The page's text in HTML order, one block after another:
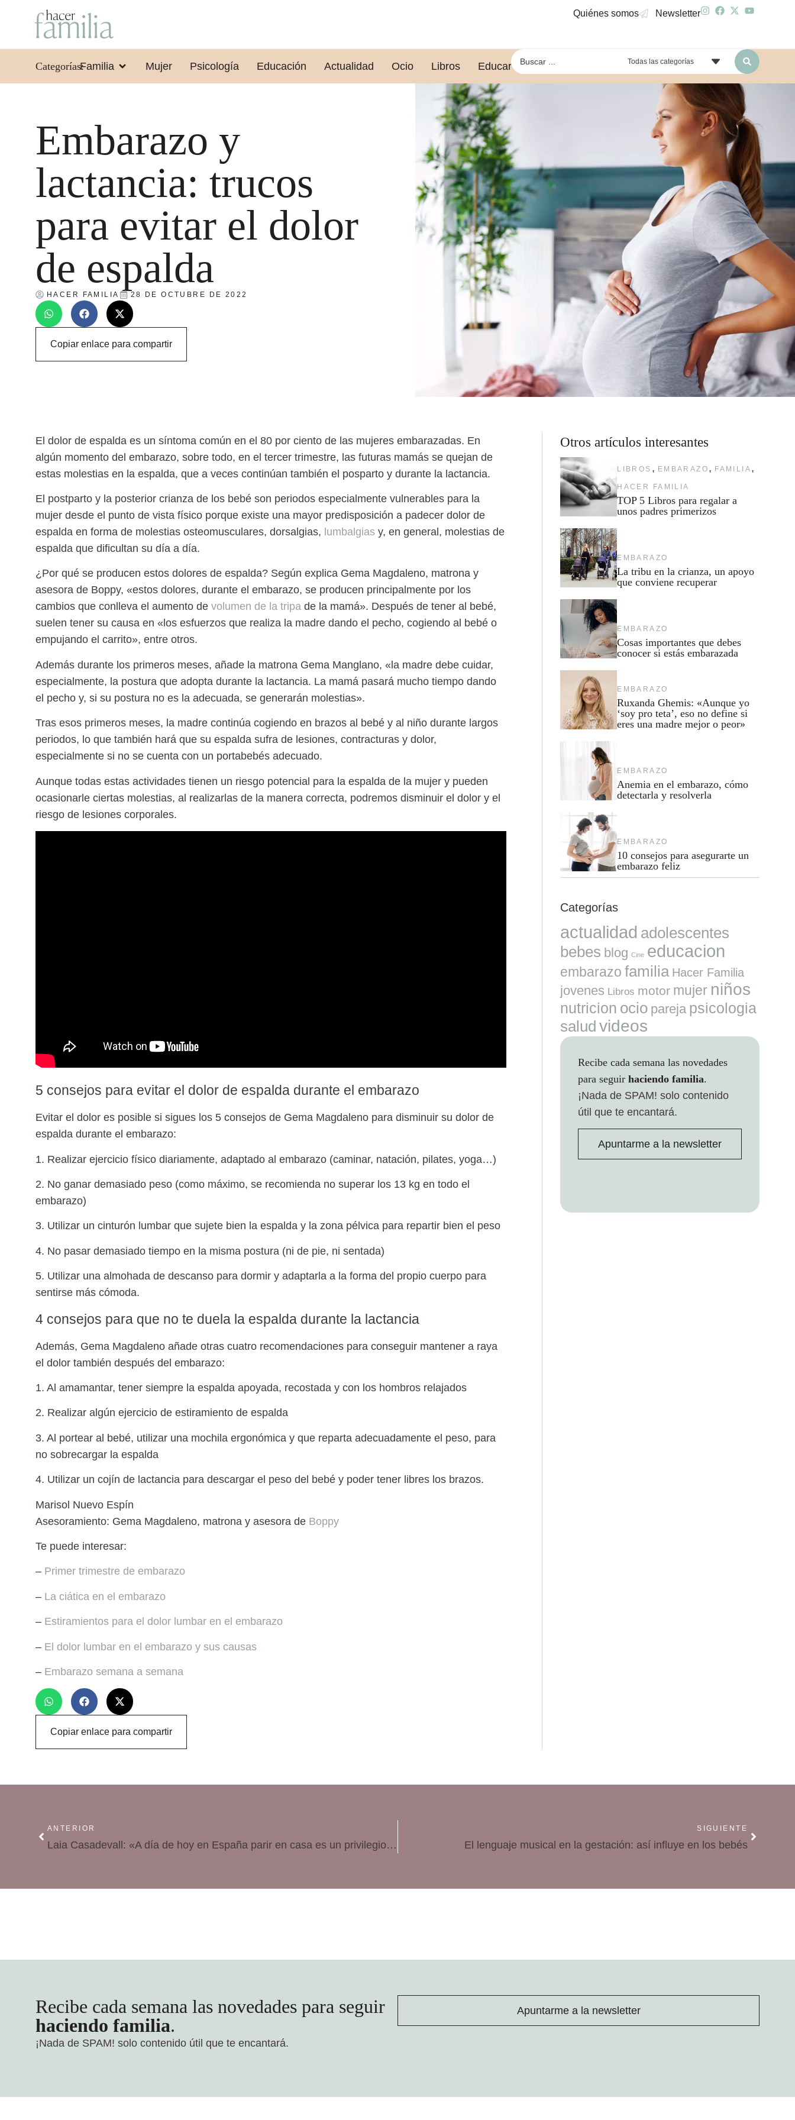
Quiénes somos Newsletter
Categorías:Familia Mujer Psicología Educación Actualidad Ocio Libros Educar leyendo Todas las categorías
Embarazo y
lactancia: trucos
para evitar el dolor
de espalda
HACER FAMILIA 28 DE OCTUBRE DE 2022
Copiar enlace para compartir
El dolor de espalda es un síntoma común en el 80 por ciento de las mujeres embarazadas. En
algún momento del embarazo, sobre todo, en el tercer trimestre, las futuras mamás se quejan de
estas molestias en la espalda, que a veces continúan también el posparto y durante la lactancia.
El postparto y la posterior crianza de los bebé son periodos especialmente vulnerables para la
mujer desde el punto de vista físico porque existe una mayor predisposición a padecer dolor de
espalda en forma de molestias osteomusculares, dorsalgias, lumbalgias y, en general, molestias de
espalda que dificultan su día a día.
¿Por qué se producen estos dolores de espalda? Según explica Gema Magdaleno, matrona y
asesora de Boppy, «estos dolores, durante el embarazo, se producen principalmente por los
cambios que conlleva el aumento de volumen de la tripa de la mamá». Después de tener al bebé,
suelen tener su causa en «los esfuerzos que realiza la madre dando el pecho, cogiendo al bebé o
empujando el carrito», entre otros.
Además durante los primeros meses, añade la matrona Gema Manglano, «la madre debe cuidar,
especialmente, la postura que adopta durante la lactancia. La mamá pasará mucho tiempo dando
el pecho y, si su postura no es la adecuada, se generarán molestias».
Tras esos primeros meses, la madre continúa cogiendo en brazos al bebé y al niño durante largos
periodos, lo que también hará que su espalda sufra de lesiones, contracturas y dolor,
especialmente si no se cuenta con un portabebés adecuado.
Aunque todas estas actividades tienen un riesgo potencial para la espalda de la mujer y pueden
ocasionarle ciertas molestias, al realizarlas de la manera correcta, podremos disminuir el dolor y el
riesgo de lesiones corporales.
5 consejos para evitar el dolor de espalda durante el embarazo
Evitar el dolor es posible si sigues los 5 consejos de Gema Magdaleno para disminuir su dolor de
espalda durante el embarazo:
1. Realizar ejercicio físico diariamente, adaptado al embarazo (caminar, natación, pilates, yoga…)
2. No ganar demasiado peso (como máximo, se recomienda no superar los 13 kg en todo el
embarazo)
3. Utilizar un cinturón lumbar que sujete bien la espalda y la zona pélvica para repartir bien el peso
4. No pasar demasiado tiempo en la misma postura (ni de pie, ni sentada)
5. Utilizar una almohada de descanso para dormir y adaptarla a la forma del propio cuerpo para
sentirse más cómoda.
4 consejos para que no te duela la espalda durante la lactancia
Además, Gema Magdaleno añade otras cuatro recomendaciones para conseguir mantener a raya
el dolor también después del embarazo:
1. Al amamantar, tener siempre la espalda apoyada, recostada y con los hombros relajados
2. Realizar algún ejercicio de estiramiento de espalda
3. Al portear al bebé, utilizar una mochila ergonómica y que reparta adecuadamente el peso, para
no sobrecargar la espalda
4. Utilizar un cojín de lactancia para descargar el peso del bebé y poder tener libres los brazos.
Marisol Nuevo Espín
Asesoramiento: Gema Magdaleno, matrona y asesora de Boppy
Te puede interesar:
– Primer trimestre de embarazo
– La ciática en el embarazo
– Estiramientos para el dolor lumbar en el embarazo
– El dolor lumbar en el embarazo y sus causas
– Embarazo semana a semana
Copiar enlace para compartir
Otros artículos interesantes
LIBROS , EMBARAZO , FAMILIA ,
HACER FAMILIA
TOP 5 Libros para regalar a
unos padres primerizos
EMBARAZO
La tribu en la crianza, un apoyo
que conviene recuperar
EMBARAZO
Cosas importantes que debes
conocer si estás embarazada
EMBARAZO
Ruxanda Ghemis: «Aunque yo
‘soy pro teta’, eso no define si
eres una madre mejor o peor»
EMBARAZO
Anemia en el embarazo, cómo
detectarla y resolverla
EMBARAZO
10 consejos para asegurarte un
embarazo feliz
Categorías
actualidad adolescentes
bebes blog Cine educacion
embarazo familia Hacer Familia
jovenes Libros motor mujer niños
nutricion ocio pareja psicologia
salud videos
Recibe cada semana las novedades
para seguir haciendo familia.
¡Nada de SPAM! solo contenido
útil que te encantará.
Apuntarme a la newsletter
ANTERIOR
Laia Casadevall: «A día de hoy en España parir en casa es un privilegio y esto no es justo»
SIGUIENTE
El lenguaje musical en la gestación: así influye en los bebés
Recibe cada semana las novedades para seguir
haciendo familia.
¡Nada de SPAM! solo contenido útil que te encantará.
Apuntarme a la newsletter